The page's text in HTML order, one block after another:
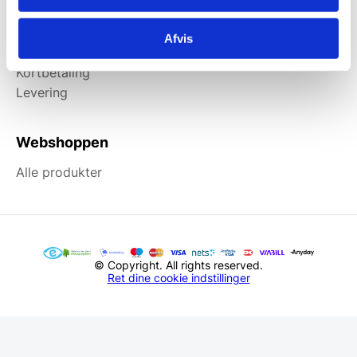
Afvis
Information
Kortbetaling
Levering
Webshoppen
Alle produkter
© Copyright. All rights reserved.
Ret dine cookie indstillinger